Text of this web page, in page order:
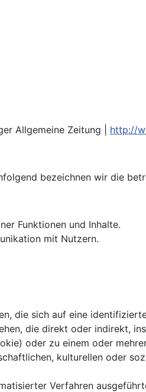
Allgemeine Zeitung | http://
bezeichnen wir die
Funktionen und Inhalte.
mit Nutzern.
die sich auf eine
die direkt oder indirekt,
oder zu einem oder
kulturellen oder
Verfahren